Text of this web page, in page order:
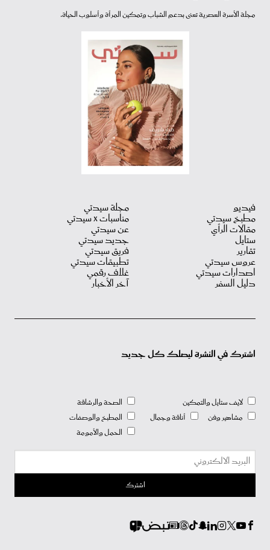
مجلة الأسرة العصرية تعنى بدعم الشباب وتمكين المرأة وأسلوب الحياة.
فيديو
مطبخ سيدتي
مقالات الرأي
ستايل
تقارير
عروس سيدتي
اصدارات سيدتي
دليل السفر
مجلة سيدتي
مناسبات X سيدتي
عن سيدتي
جديد سيدتي
فريق سيدتي
تطبيقات سيدتي
غلاف رقمي
آخر الأخبار
اشترك في النشرة ليصلك كل جديد
لايف ستايل والتمكين
مشاهير وفن
أناقة وجمال
الصحة والرشاقة
المطبخ والوصفات
الحمل والأمومة